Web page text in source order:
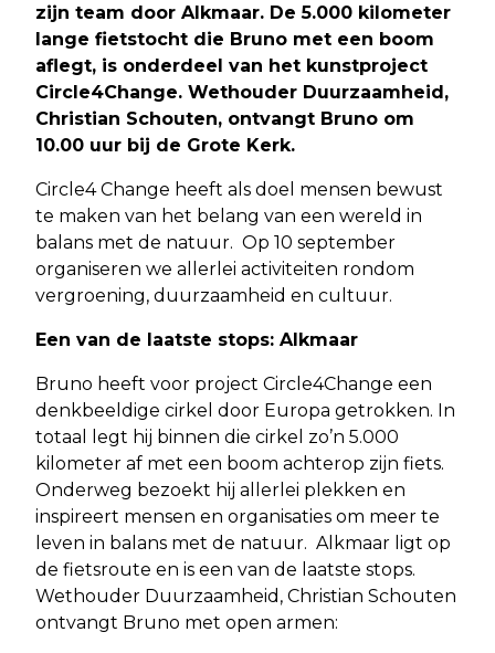
zijn team door Alkmaar. De 5.000 kilometer
lange fietstocht die Bruno met een boom
aflegt, is onderdeel van het kunstproject
Circle4Change. Wethouder Duurzaamheid,
Christian Schouten, ontvangt Bruno om
10.00 uur bij de Grote Kerk.
Circle4 Change heeft als doel mensen bewust
te maken van het belang van een wereld in
balans met de natuur. Op 10 september
organiseren we allerlei activiteiten rondom
vergroening, duurzaamheid en cultuur.
Een van de laatste stops: Alkmaar
Bruno heeft voor project Circle4Change een
denkbeeldige cirkel door Europa getrokken. In
totaal legt hij binnen die cirkel zo’n 5.000
kilometer af met een boom achterop zijn fiets.
Onderweg bezoekt hij allerlei plekken en
inspireert mensen en organisaties om meer te
leven in balans met de natuur. Alkmaar ligt op
de fietsroute en is een van de laatste stops.
Wethouder Duurzaamheid, Christian Schouten
ontvangt Bruno met open armen: